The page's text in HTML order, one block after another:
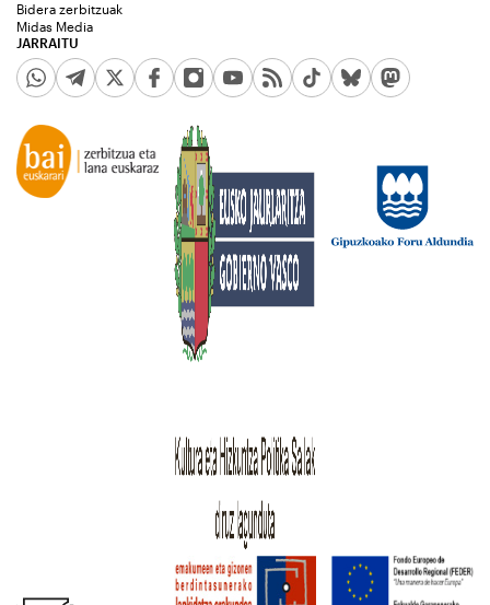
JARRAITU
Bidera zerbitzuak
Midas Media